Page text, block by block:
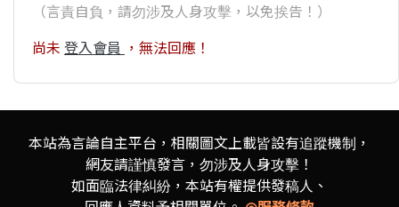
（言責自負，請勿涉及人身攻擊，以免挨告！）
尚未 登入會員 ，無法回應！
本站為言論自主平台，相關圖文上載皆設有追蹤機制，
網友請謹慎發言，勿涉及人身攻擊！
如面臨法律糾紛，本站有權提供發稿人、